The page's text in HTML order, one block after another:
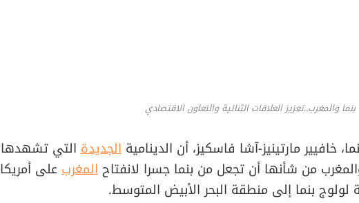
بنما والمغرب..تعزيز العلاقات الثنائية والتعاون الاقتصادي
خافيير مارتينيز-آشا فاسكيز، أن الدينامية الجديدة التي تشهدها
والمغرب من شأنها أن تجعل من بنما جسرا لانفتاحالمغربعلى أمريكا
بنما إلى منطقة البحر الأبيض المتوسط.